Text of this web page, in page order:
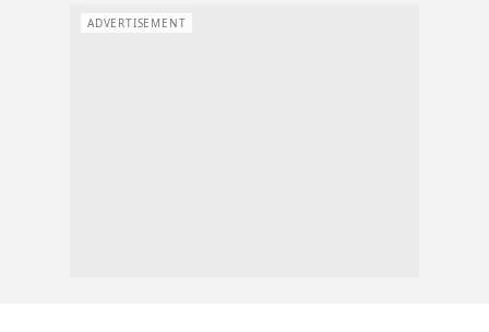
ADVERTISEMENT